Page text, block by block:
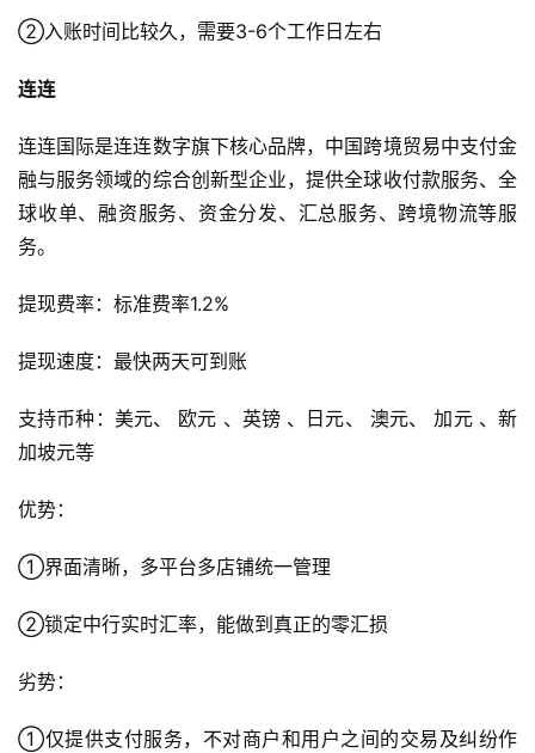
②入账时间比较久，需要3-6个工作日左右
连连
连连国际是连连数字旗下核心品牌，中国跨境贸易中支付金
融与服务领域的综合创新型企业，提供全球收付款服务、全
球收单、融资服务、资金分发、汇总服务、跨境物流等服
务。
提现费率：标准费率1.2%
提现速度：最快两天可到账
支持币种：美元、 欧元 、英镑 、日元、 澳元、 加元 、新
加坡元等
优势：
①界面清晰，多平台多店铺统一管理
②锁定中行实时汇率，能做到真正的零汇损
劣势：
①仅提供支付服务，不对商户和用户之间的交易及纠纷作